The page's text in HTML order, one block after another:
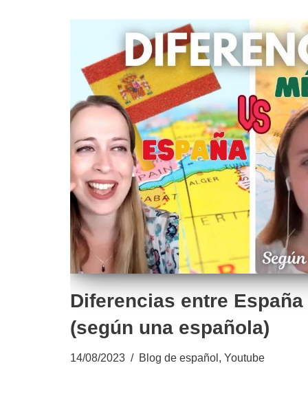
Diferencias entre
(según una española)
14/08/2023 Blog de español Youtube